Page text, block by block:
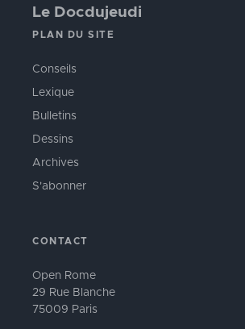
Le Docdujeudi
PLAN DU SITE
Conseils
Lexique
Bulletins
Dessins
Archives
S'abonner
CONTACT
Open Rome
29 Rue Blanche
75009 Paris